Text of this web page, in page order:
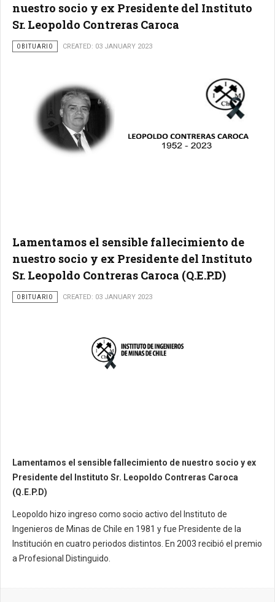
nuestro socio y ex Presidente del Instituto
Sr. Leopoldo Contreras Caroca
OBITUARIO CREATED: 03 JANUARY 2023
Lamentamos el sensible fallecimiento de
nuestro socio y ex Presidente del Instituto
Sr. Leopoldo Contreras Caroca (Q.E.P.D)
OBITUARIO CREATED: 03 JANUARY 2023
Lamentamos el sensible fallecimiento de nuestro socio y ex
Presidente del Instituto Sr. Leopoldo Contreras Caroca
(Q.E.P.D)
Leopoldo hizo ingreso como socio activo del Instituto de
Ingenieros de Minas de Chile en 1981 y fue Presidente de la
Institución en cuatro periodos distintos. En 2003 recibió el premio
a Profesional Distinguido.